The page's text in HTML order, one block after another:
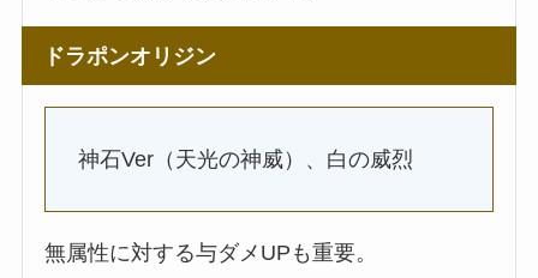
ドラポンオリジン
神石Ver（天光の神威）、白の威烈
無属性に対する与ダメUPも重要。